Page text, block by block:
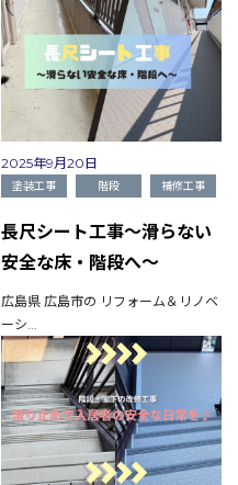
2025年9月20日
塗装工事 階段 補修工事
長尺シート工事～滑らない
安全な床・階段へ～
広島県 広島市の リフォーム＆リノベ
ーシ...